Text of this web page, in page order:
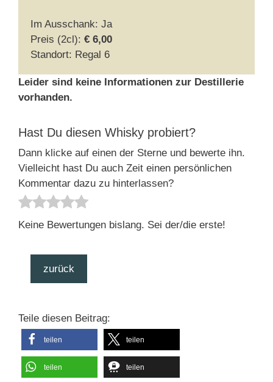
Im Ausschank: Ja
Preis (2cl): € 6,00
Standort: Regal 6
Leider sind keine Informationen zur Destillerie
vorhanden.
Hast Du diesen Whisky probiert?
Dann klicke auf einen der Sterne und bewerte ihn.
Vielleicht hast Du auch Zeit einen persönlichen
Kommentar dazu zu hinterlassen?
Keine Bewertungen bislang. Sei der/die erste!
zurück
Teile diesen Beitrag:
teilen teilen
teilen teilen